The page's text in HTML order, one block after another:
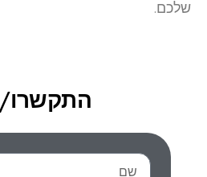
שלכם.
התקשרו/סמסו למספר